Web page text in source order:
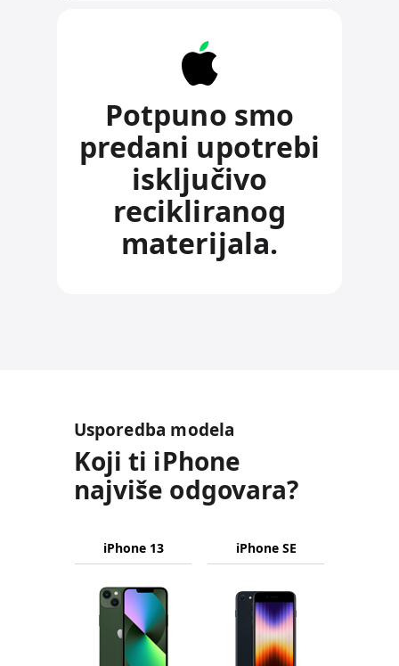
Potpuno smo
predani upotrebi
isključivo
recikliranog
materijala.
Usporedba modela
Koji ti iPhone
najviše odgovara?
iPhone
13
Max
iPhoneiPhone
Naziv
proizvoda
iPhone 13 iPhone SE
Slike
proizvoda